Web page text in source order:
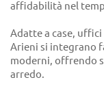
affidabilità nel
Adatte a case,
Arieni si integrano
moderni, offrendo
arredo.